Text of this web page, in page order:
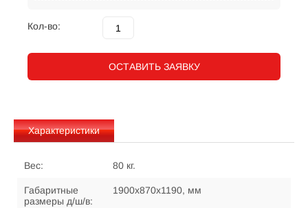
Кол-во:
ОСТАВИТЬ ЗАЯВКУ
Характеристики
Вес: 80 кг.
Габаритные
размеры д/ш/в:
1900х870х1190, мм